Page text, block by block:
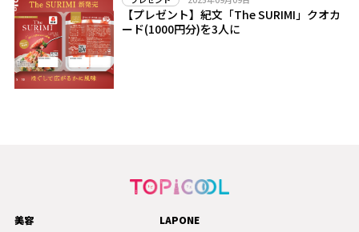
【プレゼント】紀文「The SURIMI」クオカ
ード(1000円分)を3人に
美容
LAPONE